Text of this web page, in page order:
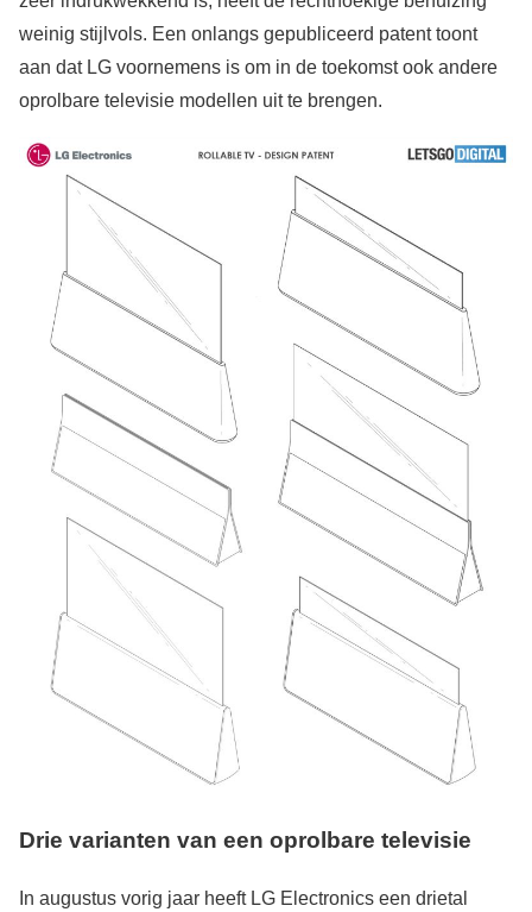
weinig stijlvols. Een onlangs gepubliceerd patent toont
aan dat LG voornemens is om in de toekomst ook andere
oprolbare televisie modellen uit te brengen.
Drie varianten van een oprolbare televisie
In augustus vorig jaar heeft LG Electronics een drietal